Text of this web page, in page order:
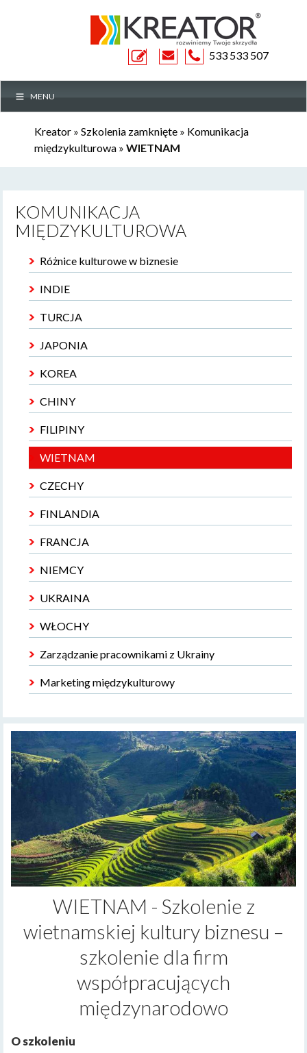
533 533 507
ZAPYTANIE
MENU
Kreator » Szkolenia zamknięte » Komunikacja
międzykulturowa » WIETNAM
KOMUNIKACJA
MIĘDZYKULTUROWA
Różnice kulturowe w biznesie
INDIE
TURCJA
JAPONIA
KOREA
CHINY
FILIPINY
WIETNAM
CZECHY
FINLANDIA
FRANCJA
NIEMCY
UKRAINA
WŁOCHY
Zarządzanie pracownikami z Ukrainy
Marketing międzykulturowy
WIETNAM - Szkolenie z
wietnamskiej kultury biznesu –
szkolenie dla firm
współpracujących
międzynarodowo
O szkoleniu